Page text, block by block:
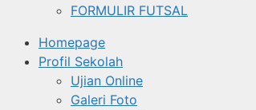
FORMULIR FUTSAL
Homepage
Profil Sekolah
Ujian Online
Galeri Foto